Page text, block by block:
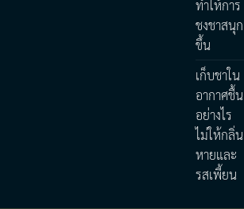
ทำให้การ
ชงชาสนุก
ขึ้น
เก็บชาใน
อากาศชื้น
อย่างไร
ไม่ให้กลิ่น
หายและ
รสเพี้ยน